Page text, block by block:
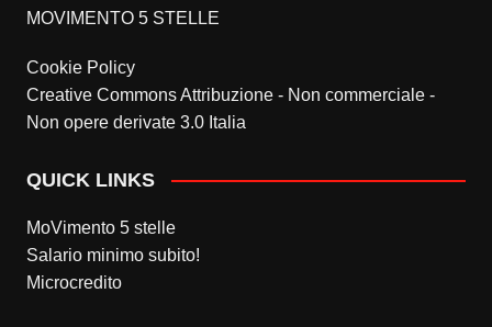
MOVIMENTO 5 STELLE
Cookie Policy
Creative Commons Attribuzione - Non commerciale -
Non opere derivate 3.0 Italia
QUICK LINKS
MoVimento 5 stelle
Salario minimo subito!
Microcredito